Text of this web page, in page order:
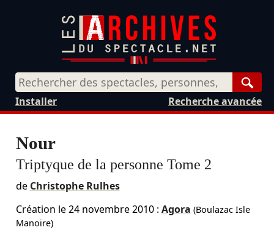
Recherche avancée
Installer
Nour
Triptyque de la personne Tome 2
de Christophe Rulhes
Création le24 novembre 2010: Agora (Boulazac Isle
Manoire)